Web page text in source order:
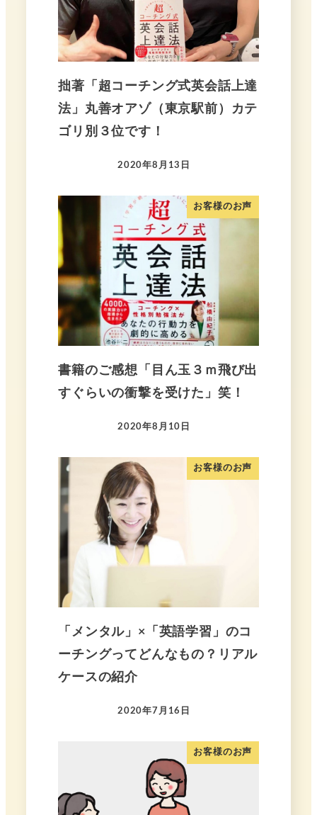
拙著「超コーチング式英会話上達
法」丸善オアゾ（東京駅前）カテ
ゴリ別３位です！
2020年8月13日
お客様のお声
書籍のご感想「目ん玉３ｍ飛び出
すぐらいの衝撃を受けた」笑！
2020年8月10日
お客様のお声
「メンタル」×「英語学習」のコ
ーチングってどんなもの？リアル
ケースの紹介
2020年7月16日
お客様のお声